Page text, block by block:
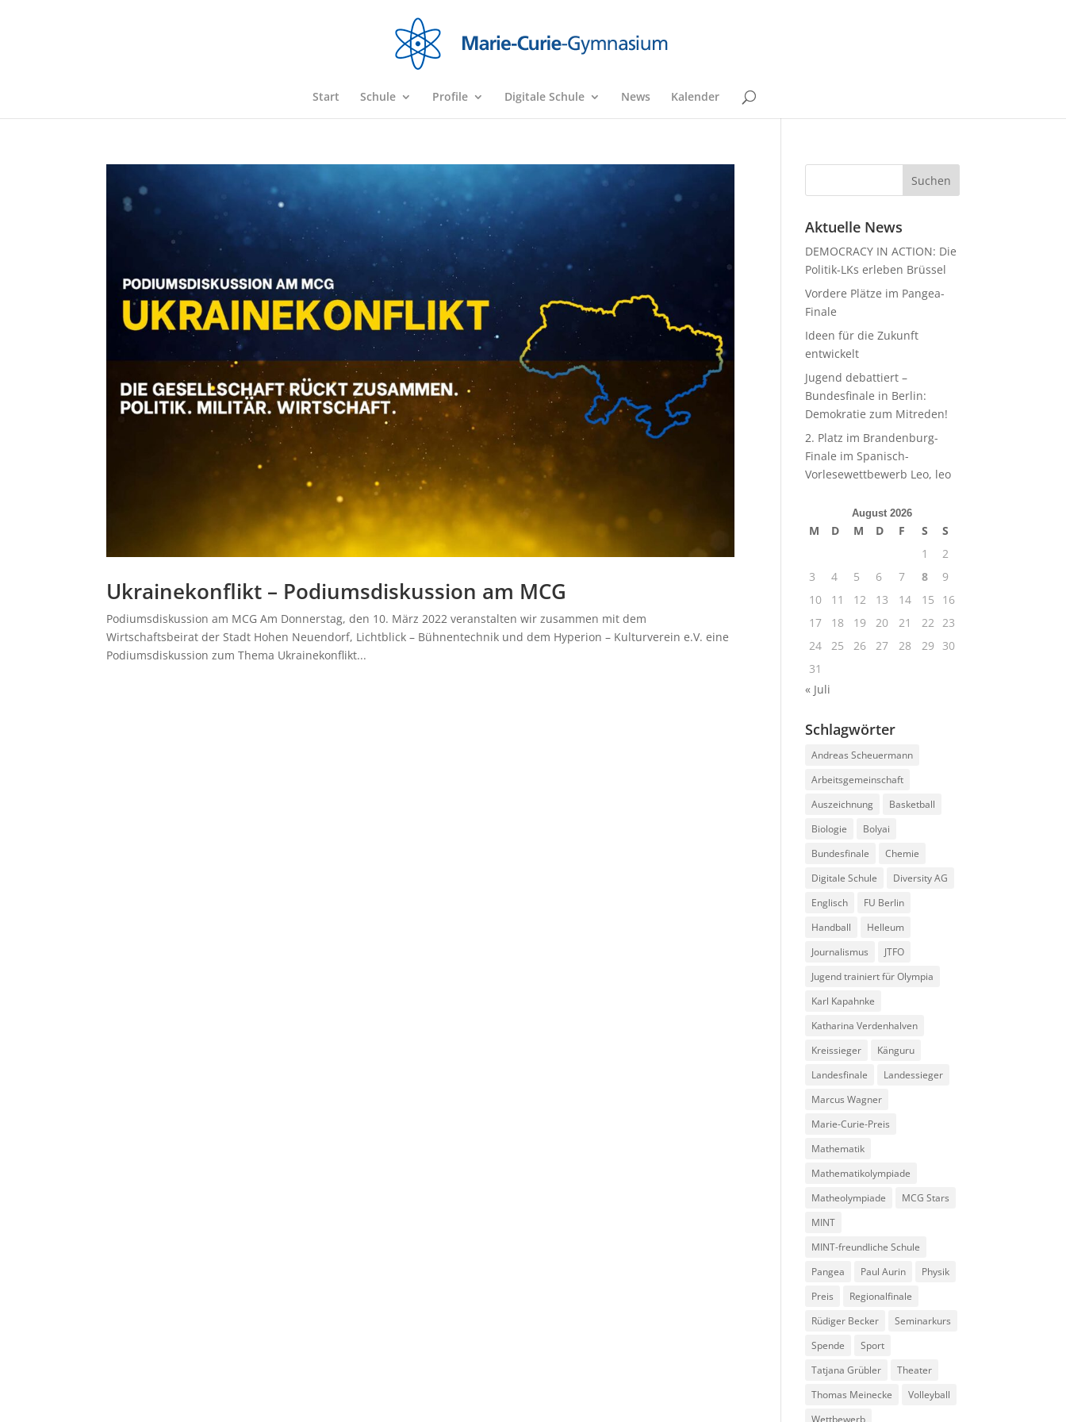
Start Schule Profile Digitale Schule News Kalender
Ukrainekonflikt – Podiumsdiskussion am MCG
Podiumsdiskussion am MCG Am Donnerstag, den 10. März 2022 veranstalten wir zusammen mit dem
Wirtschaftsbeirat der Stadt Hohen Neuendorf, Lichtblick – Bühnentechnik und dem Hyperion – Kulturverein e.V. eine
Podiumsdiskussion zum Thema Ukrainekonflikt...
Aktuelle News
DEMOCRACY IN ACTION: Die
Politik-LKs erleben Brüssel
Vordere Plätze im Pangea-
Finale
Ideen für die Zukunft
entwickelt
Jugend debattiert –
Bundesfinale in Berlin:
Demokratie zum Mitreden!
2. Platz im Brandenburg-
Finale im Spanisch-
Vorlesewettbewerb Leo, leo
August 2026
M D M D F S
S
1
2
3
4 5 6 7 8
9
10
11 12 13 14 15
16
17
18 19 20 21 22 23
24
25 26 27 28 29
30
31
« Juli
Schlagwörter
Andreas Scheuermann
Arbeitsgemeinschaft
Auszeichnung
Basketball
Biologie
Bolyai
Bundesfinale
Chemie
Digitale Schule
Diversity AG
Englisch
FU Berlin
Handball
Helleum
Journalismus
JTFO
Jugend trainiert für Olympia
Karl Kapahnke
Katharina Verdenhalven
Kreissieger
Känguru
Landesfinale
Landessieger
Marcus Wagner
Marie-Curie-Preis
Mathematik
Mathematikolympiade
Matheolympiade
MCG Stars
MINT
MINT-freundliche Schule
Pangea
Paul Aurin
Physik
Preis
Regionalfinale
Rüdiger Becker
Seminarkurs
Spende
Sport
Tatjana Grübler
Theater
Thomas Meinecke
Volleyball
Wettbewerb